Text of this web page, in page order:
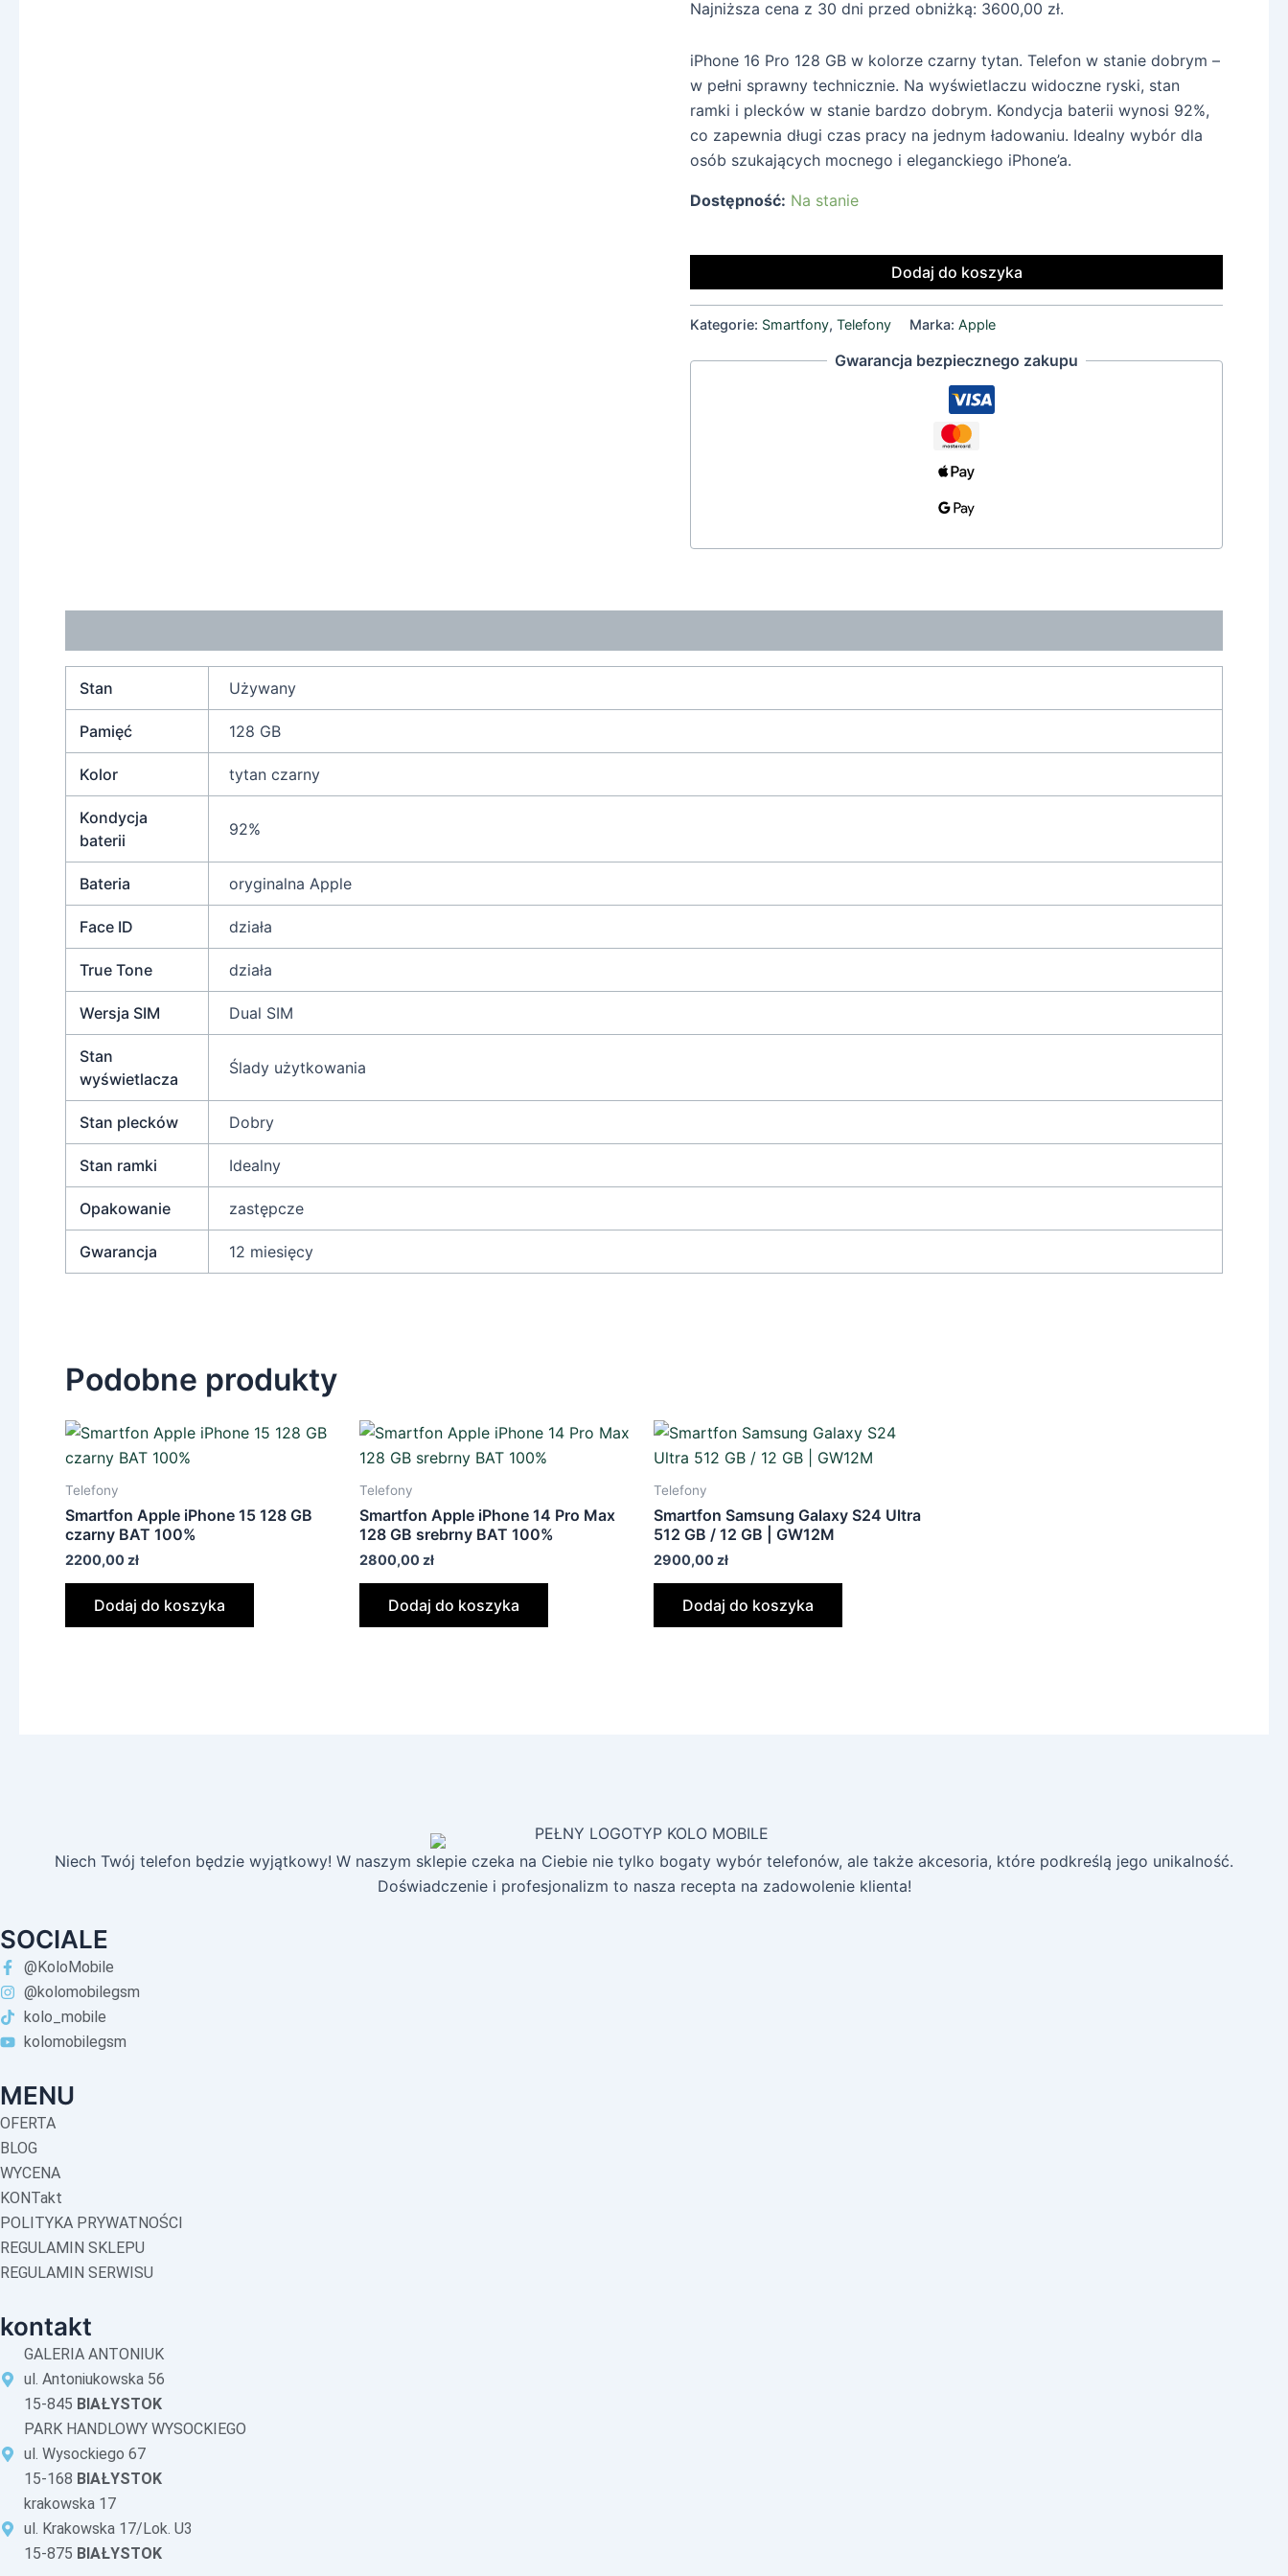
Najniższa cena z 30 dni przed obniżką: 3600,00 zł.
iPhone 16 Pro 128 GB w kolorze czarny tytan. Telefon w stanie dobrym –
w pełni sprawny technicznie. Na wyświetlaczu widoczne ryski, stan
ramki i plecków w stanie bardzo dobrym. Kondycja baterii wynosi 92%,
co zapewnia długi czas pracy na jednym ładowaniu. Idealny wybór dla
osób szukających mocnego i eleganckiego iPhone’a.
Dostępność: Na stanie
GB
tytan
BAT
92%
Dodaj do koszyka
Kategorie: Smartfony,Telefony Marka:Apple
Gwarancja bezpiecznego zakupu
Stan Używany
Pamięć 128 GB
Kolor tytan czarny
Kondycja
baterii
92%
Bateria oryginalna Apple
Face ID działa
True Tone działa
Wersja SIM Dual SIM
Stan
wyświetlacza
Ślady użytkowania
Stan plecków Dobry
Stan ramki Idealny
Opakowanie zastępcze
Gwarancja 12 miesięcy
Podobne produkty
Telefony
Smartfon Apple iPhone 15 128 GB
czarny BAT 100%
2200,00 zł
Dodaj do koszyka
Telefony
Smartfon Apple iPhone 14 Pro Max
128 GB srebrny BAT 100%
2800,00 zł
Dodaj do koszyka
Telefony
Smartfon Samsung Galaxy S24 Ultra
512 GB / 12 GB | GW12M
2900,00 zł
Dodaj do koszyka
Niech Twój telefon będzie wyjątkowy! W naszym sklepie czeka na Ciebie nie tylko bogaty wybór telefonów, ale także akcesoria, które podkreślą jego unikalność.
Doświadczenie i profesjonalizm to nasza recepta na zadowolenie klienta!
SOCIALE
@KoloMobile
@kolomobilegsm
kolo_mobile
kolomobilegsm
MENU
OFERTA
BLOG
WYCENA
KONTakt
POLITYKA PRYWATNOŚCI
REGULAMIN SKLEPU
REGULAMIN SERWISU
kontakt
GALERIA ANTONIUK
ul. Antoniukowska 56
15-845 BIAŁYSTOK
PARK HANDLOWY WYSOCKIEGO
ul. Wysockiego 67
15-168 BIAŁYSTOK
krakowska 17
ul. Krakowska 17/Lok. U3
15-875 BIAŁYSTOK